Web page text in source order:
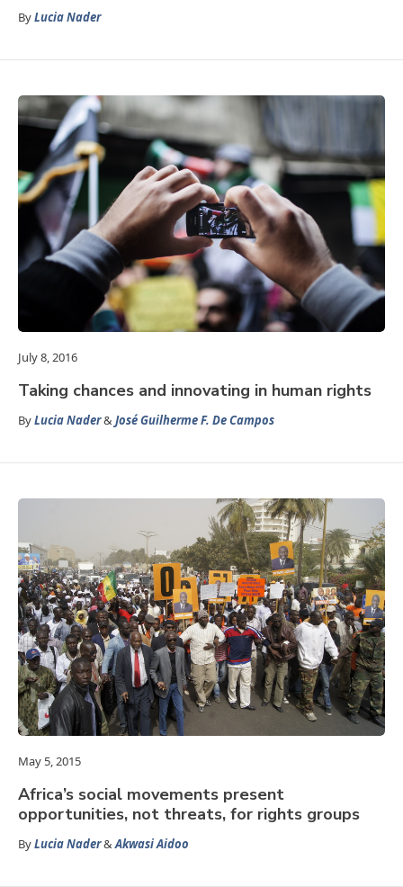
ByLucia Nader
July 8, 2016
Taking chances and innovating in human rights
ByLucia Nader&José Guilherme F. De Campos
May 5, 2015
Africa’s social movements present
opportunities, not threats, for rights groups
ByLucia Nader& Akwasi Aidoo